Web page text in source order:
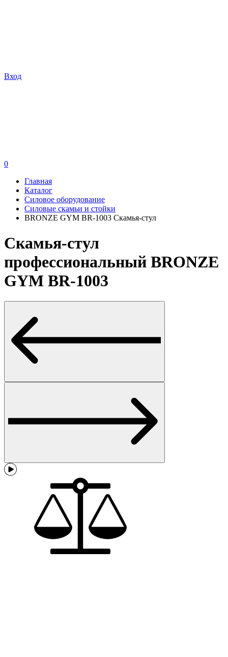
Вход
0
Главная
Каталог
Силовое оборудование
Силовые скамьи и стойки
BRONZE GYM BR-1003 Скамья-стул
Скамья-стул
профессиональный BRONZE
GYM BR-1003